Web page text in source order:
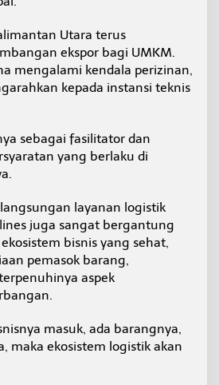
Utara terus
ekspor bagi UMKM.
mengalami kendala perizinan,
kepada instansi teknis
sebagai fasilitator dan
yang berlaku di
layanan logistik
juga sangat bergantung
bisnis yang sehat,
pemasok barang,
aspek
masuk, ada barangnya,
maka ekosistem logistik akan